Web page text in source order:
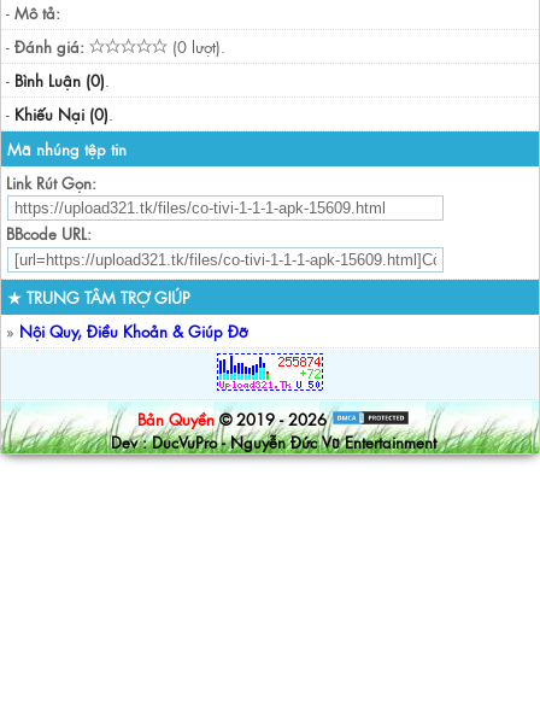
- Mô tả:
- Đánh giá:
(0 lượt).
- Bình Luận (0).
- Khiếu Nại (0).
Mã nhúng tệp tin
Link Rút Gọn:
BBcode URL:
★ TRUNG TÂM TRỢ GIÚP
» Nội Quy, Điều Khoản & Giúp Đỡ
Bản Quyền © 2019 - 2026
Dev : DucVuPro - Nguyễn Đức Vũ Entertainment